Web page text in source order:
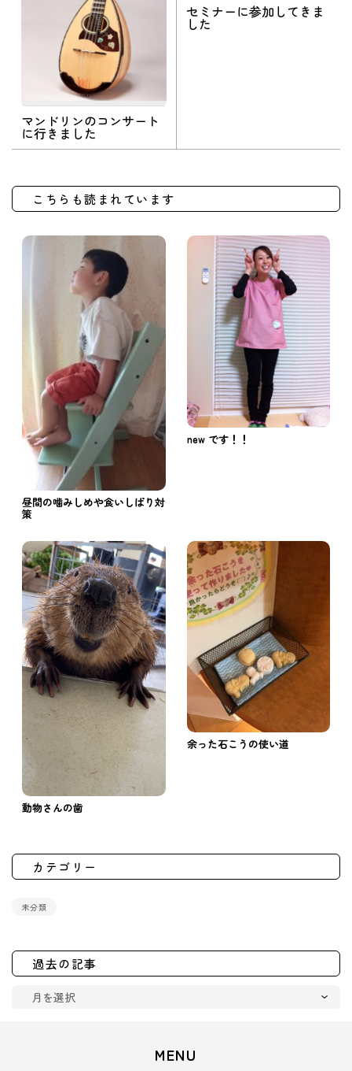
マンドリンのコンサート
に行きました
セミナーに参加してきま
した
こちらも読まれています
昼間の噛みしめや食いしばり対
策
new です！！
動物さんの歯
余った石こうの使い道
カテゴリー
未分類
過去の記事
MENU